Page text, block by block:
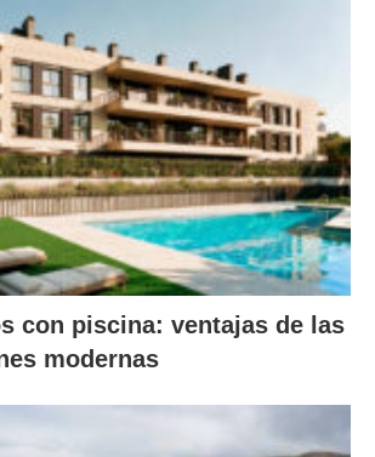
con piscina: ventajas de las
modernas